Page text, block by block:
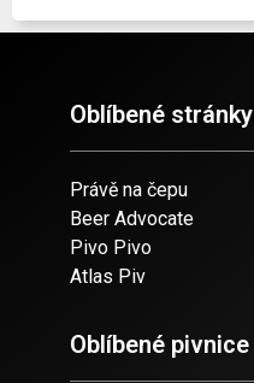
Oblíbené stránky
Právě na čepu
Beer Advocate
Pivo Pivo
Atlas Piv
Oblíbené pivnice